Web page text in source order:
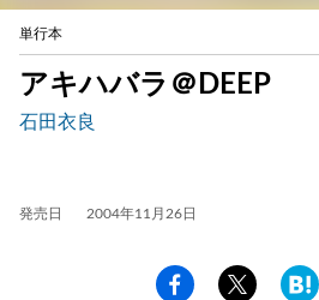
単行本
アキハバラ＠DEEP
石田衣良
発売日 2004年11月26日